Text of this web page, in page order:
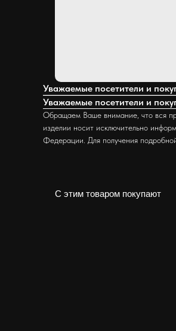
Уважаемые посетители и
Уважаемые посетители и
Обращаем Ваше внимание, что вся
изделии носит исключительно
Федерации. Для получения
С этим товаром покупают